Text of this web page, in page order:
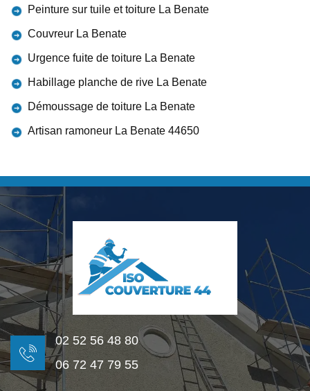
Peinture sur tuile et toiture La Benate
Couvreur La Benate
Urgence fuite de toiture La Benate
Habillage planche de rive La Benate
Démoussage de toiture La Benate
Artisan ramoneur La Benate 44650
02 52 56 48 80
06 72 47 79 55